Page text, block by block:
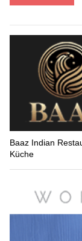
Baaz Indian
Küche